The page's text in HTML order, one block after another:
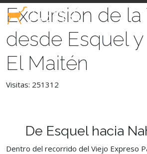
Excursión de la
desde Esquel
El Maitén
Visitas: 251312
De Esquel hacia
Dentro del recorrido del Viejo Expreso